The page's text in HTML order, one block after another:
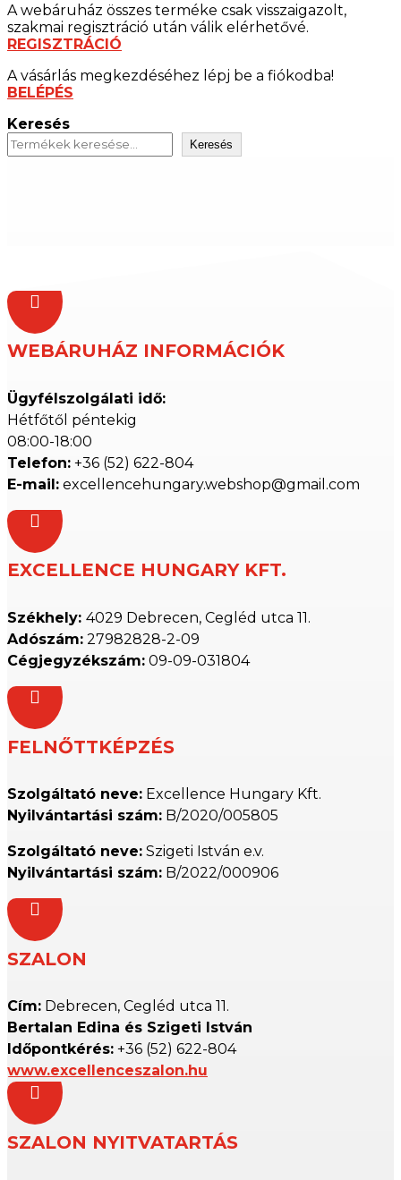
A webáruház összes terméke csak visszaigazolt,
szakmai regisztráció után válik elérhetővé.
REGISZTRÁCIÓ
A vásárlás megkezdéséhez lépj be a fiókodba!
BELÉPÉS
Keresés
Keresés

WEBÁRUHÁZ INFORMÁCIÓK
Ügyfélszolgálati idő:
Hétfőtől péntekig
08:00-18:00
Telefon: +36 (52) 622-804
E-mail: excellencehungary.webshop@gmail.com

EXCELLENCE HUNGARY KFT.
Székhely: 4029 Debrecen, Cegléd utca 11.
Adószám: 27982828-2-09
Cégjegyzékszám: 09-09-031804

FELNŐTTKÉPZÉS
Szolgáltató neve: Excellence Hungary Kft.
Nyilvántartási szám: B/2020/005805
Szolgáltató neve: Szigeti István e.v.
Nyilvántartási szám: B/2022/000906

SZALON
Cím: Debrecen, Cegléd utca 11.
Bertalan Edina és Szigeti István
Időpontkérés: +36 (52) 622-804
www.excellenceszalon.hu

SZALON NYITVATARTÁS